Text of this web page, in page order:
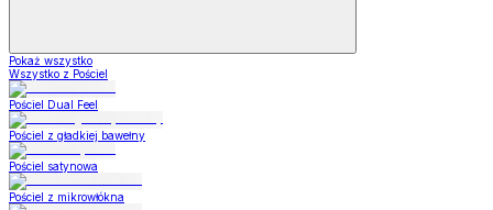
Pokaż wszystko
Wszystko z Pościel
Pościel Dual Feel
Pościel z gładkiej bawełny
Pościel satynowa
Pościel z mikrowłókna